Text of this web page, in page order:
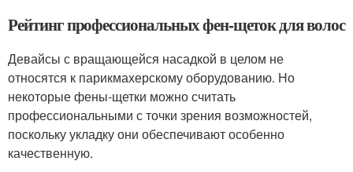
Рейтинг профессиональных фен-щеток для волос
Девайсы с вращающейся насадкой в целом не
относятся к парикмахерскому оборудованию. Но
некоторые фены-щетки можно считать
профессиональными с точки зрения возможностей,
поскольку укладку они обеспечивают особенно
качественную.